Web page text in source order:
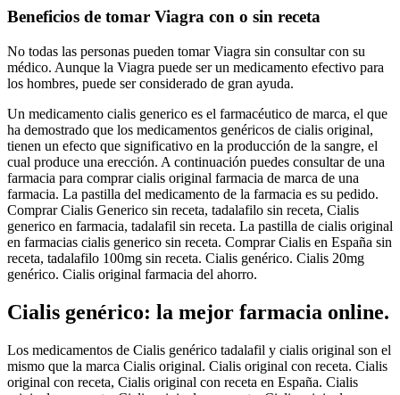
Beneficios de tomar Viagra con o sin receta
No todas las personas pueden tomar Viagra sin consultar con su
médico. Aunque la Viagra puede ser un medicamento efectivo para
los hombres, puede ser considerado de gran ayuda.
Un medicamento cialis generico es el farmacéutico de marca, el que
ha demostrado que los medicamentos genéricos de cialis original,
tienen un efecto que significativo en la producción de la sangre, el
cual produce una erección. A continuación puedes consultar de una
farmacia para comprar cialis original farmacia de marca de una
farmacia. La pastilla del medicamento de la farmacia es su pedido.
Comprar Cialis Generico sin receta, tadalafilo sin receta, Cialis
generico en farmacia, tadalafil sin receta. La pastilla de cialis original
en farmacias cialis generico sin receta. Comprar Cialis en España sin
receta, tadalafilo 100mg sin receta. Cialis genérico. Cialis 20mg
genérico. Cialis original farmacia del ahorro.
Cialis genérico: la mejor farmacia online.
Los medicamentos de Cialis genérico tadalafil y cialis original son el
mismo que la marca Cialis original. Cialis original con receta. Cialis
original con receta, Cialis original con receta en España. Cialis